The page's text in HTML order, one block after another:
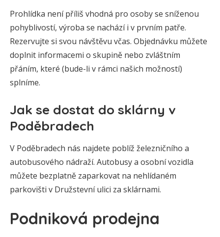
Prohlídka není příliš vhodná pro osoby se sníženou
pohyblivostí, výroba se nachází i v prvním patře.
Rezervujte si svou návštěvu včas. Objednávku můžete
doplnit informacemi o skupině nebo zvláštním
přáním, které (bude-li v rámci našich možností)
splníme.
Jak se dostat do sklárny v
Poděbradech
V Poděbradech nás najdete poblíž železničního a
autobusového nádraží. Autobusy a osobní vozidla
můžete bezplatně zaparkovat na nehlídaném
parkovišti v Družstevní ulici za sklárnami.
Podniková prodejna